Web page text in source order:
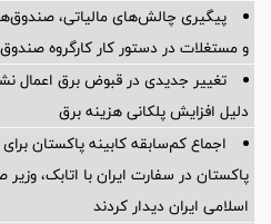
پیگیری چالش‌های مالیاتی،
و مستغلات در دستور کار کارگروه
تغییر جدیدی در قبوض برق اعمال
دلیل افزایش پلکانی هزینه برق
اجماع کم‌سابقه کابینه پاکستان
پاکستان در سفارت ایران با اتابک،
اسلامی ایران دیدار کردند